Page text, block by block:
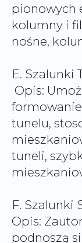
pionowych
kolumny i
nośne,
E. Szalunki
Opis:
tunelu,
tuneli,
F. Szalunki
Opis:
podnoszą